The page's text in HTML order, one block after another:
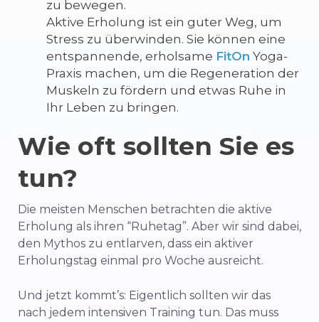
zu bewegen.
Aktive Erholung ist ein guter Weg, um
Stress zu überwinden. Sie können eine
entspannende, erholsame FitOn Yoga-
Praxis machen, um die Regeneration der
Muskeln zu fördern und etwas Ruhe in
Ihr Leben zu bringen.
Wie oft sollten Sie es
tun?
Die meisten Menschen betrachten die aktive
Erholung als ihren “Ruhetag”. Aber wir sind dabei,
den Mythos zu entlarven, dass ein aktiver
Erholungstag einmal pro Woche ausreicht.
Und jetzt kommt’s: Eigentlich sollten wir das
nach jedem intensiven Training tun. Das muss